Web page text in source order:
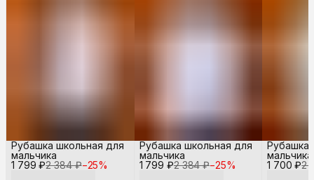
1 799 ₽2 384 ₽−25%
Рубашка школьная для
мальчика
1 799 ₽2 384 ₽−25%
Рубашка школьная для
мальчика
1 700 ₽2
Рубашка
рукавом